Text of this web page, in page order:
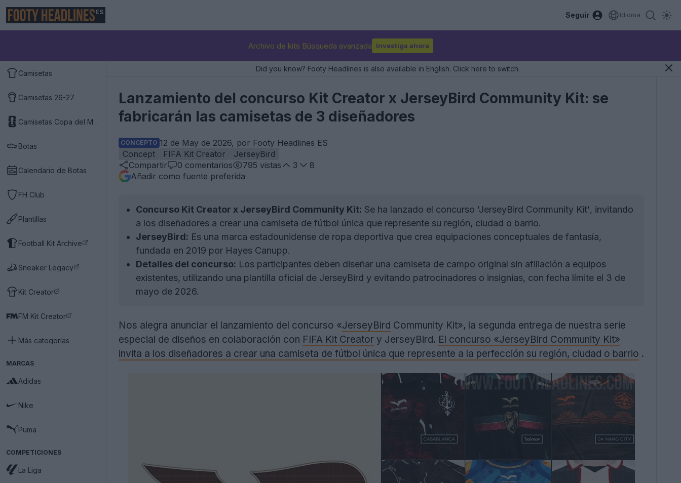
ES Seguir Idioma
Archivo de kits Búsqueda avanzada Investiga ahora
Camisetas
Camisetas 26-27
Camisetas Copa del Mundo 2026
Botas
Calendario de Botas
FH Club
Plantillas
Football Kit Archive
Sneaker Legacy
Kit Creator
FM Kit Creator
Más categorías
MARCAS
Adidas
Nike
Puma
COMPETICIONES
La Liga
Did you know? Footy Headlines is also available in English. Click here to switch.
Lanzamiento del concurso Kit Creator x JerseyBird Community Kit: se
fabricarán las camisetas de 3 diseñadores
CONCEPTO 12 de May de 2026, por Footy Headlines ES
Concept
FIFA Kit Creator
JerseyBird
Compartir
0 comentarios 795 vistas 3
8
Añadir como fuente preferida
Concurso Kit Creator x JerseyBird Community Kit: Se ha lanzado el concurso 'JerseyBird Community Kit', invitando
a los diseñadores a crear una camiseta de fútbol única que represente su región, ciudad o barrio.
JerseyBird: Es una marca estadounidense de ropa deportiva que crea equipaciones conceptuales de fantasía,
fundada en 2019 por Hayes Canupp.
Detalles del concurso: Los participantes deben diseñar una camiseta de campo original sin afiliación a equipos
existentes, utilizando una plantilla oficial de JerseyBird y evitando patrocinadores o insignias, con fecha límite el 3 de
mayo de 2026.
Nos alegra anunciar el lanzamiento del concurso «JerseyBird Community Kit», la segunda entrega de nuestra serie
especial de diseños en colaboración con FIFA Kit Creator y JerseyBird. El concurso «JerseyBird Community Kit»
invita a los diseñadores a crear una camiseta de fútbol única que represente a la perfección su región, ciudad o barrio .